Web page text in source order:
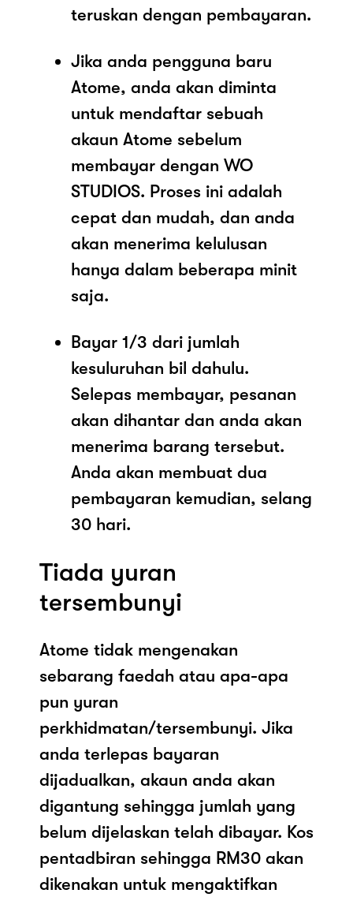
teruskan dengan pembayaran.
Jika anda pengguna baru
Atome, anda akan diminta
untuk mendaftar sebuah
akaun Atome sebelum
membayar dengan WO
STUDIOS. Proses ini adalah
cepat dan mudah, dan anda
akan menerima kelulusan
hanya dalam beberapa minit
saja.
Bayar 1/3 dari jumlah
kesuluruhan bil dahulu.
Selepas membayar, pesanan
akan dihantar dan anda akan
menerima barang tersebut.
Anda akan membuat dua
pembayaran kemudian, selang
30 hari.
Tiada yuran
tersembunyi
Atome tidak mengenakan
sebarang faedah atau apa-apa
pun yuran
perkhidmatan/tersembunyi. Jika
anda terlepas bayaran
dijadualkan, akaun anda akan
digantung sehingga jumlah yang
belum dijelaskan telah dibayar. Kos
pentadbiran sehingga RM30 akan
dikenakan untuk mengaktifkan